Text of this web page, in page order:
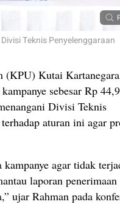
Teknis Penyelenggaraan
(KPU) Kutai
sebesar Rp
Divisi Teknis
aturan ini agar
kampanye agar tidak
laporan penerimaan
ujar Rahman pada